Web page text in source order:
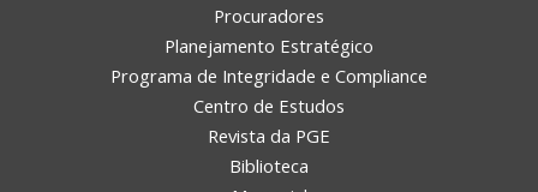
Procuradores
Planejamento Estratégico
Programa de Integridade e Compliance
Centro de Estudos
Revista da PGE
Biblioteca